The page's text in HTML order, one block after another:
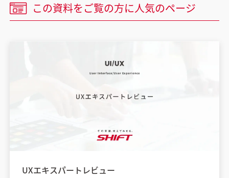
この資料をご覧の方に人気のページ
UXエキスパートレビュー